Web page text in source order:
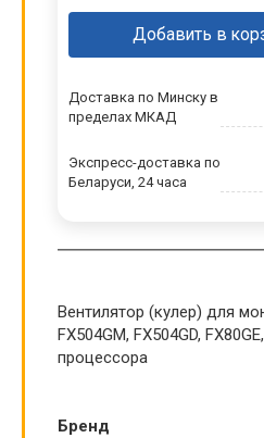
Добавить в
Доставка по Минску в
пределах МКАД
Экспресс-доставка по
Беларуси, 24 часа
Вентилятор (кулер) для
FX504GM, FX504GD,
процессора
Бренд